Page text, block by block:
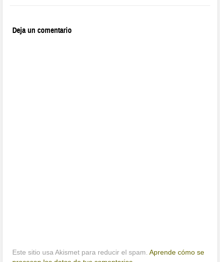
Deja un comentario
Este sitio usa Akismet para reducir el spam.Aprende cómo se